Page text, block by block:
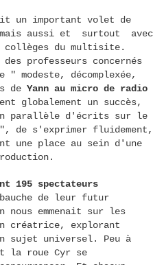
un important volet de
aussi et surtout avec
du multisite.
professeurs concernés
" modeste, décomplexée,
de Yann au micro de radio
globalement un succès,
parallèle d'écrits sur le
de s'exprimer fluidement,
une place au sein d'une
195 spectateurs
de leur futur
emmenait sur les
créatrice, explorant
sujet universel. Peu à
la roue Cyr se